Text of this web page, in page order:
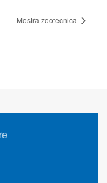
Mostra zootecnica